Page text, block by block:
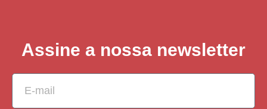
Assine a nossa newsletter